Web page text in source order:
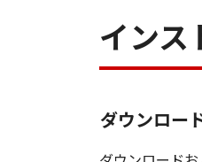
インス
ダウンロー